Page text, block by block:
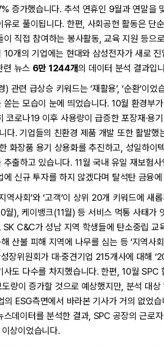
증가했습니다. 추석 연휴인 9월과 연말을
유로 풀이됩니다. 한편, 사회공헌 활동은 단
이 직접 참여하는 봉사활동, 교육 지원 등으
10개의 기업에는 현대와 삼성전자가 새로
련 뉴스 6만 1244개의 데이터 분석 결과입
관련 급상승 키워드는 ‘재활용’, ‘순환’이었
쏟는 모습이 눈에 띄었습니다. 10월 환경부
코로나19 이후 사용량이 급증한 포장재·용
다. 기업들의 친환경 제품 개발 또한 활발했
화장품 용기 상용화를 추진하고, 성일하이
출하고 있습니다. 11월 국내 유일 재보험
에 신규 투자를 하지 않겠다며 탈석탄 금융
역사회’와 ‘고객’이 상위 20개 키워드에 새
월), 케이뱅크(11월) 등 서비스 먹통 사태가
SK C&C가 성남 지역 학생들에 탄소중립 교
산불 피해 지역에 나무를 심는 등 ‘지역사
장위원회가 대·중견기업 215개사에 대해
사도 다수를 차지했습니다. 한편, 10월 SPC
도량이 증가할 것으로 예상했지만, 분석 대
의 ESG측면에서 바라본 기사가 거의 없었
스데이터를 분석한 결과, SPC 공장의 근로
상이었습니다.